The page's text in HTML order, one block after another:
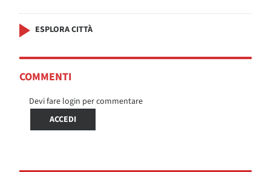
ESPLORA CITTÀ
COMMENTI
Devi fare login per commentare
ACCEDI